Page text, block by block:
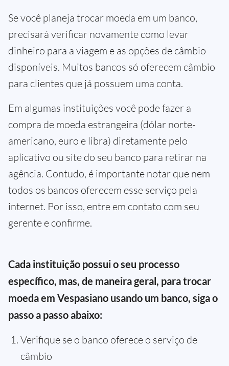
Se você planeja trocar moeda em um banco,
precisará verificar novamente como levar
dinheiro para a viagem e as opções de câmbio
disponíveis. Muitos bancos só oferecem câmbio
para clientes que já possuem uma conta.
Em algumas instituições você pode fazer a
compra de moeda estrangeira (dólar norte-
americano, euro e libra) diretamente pelo
aplicativo ou site do seu banco para retirar na
agência. Contudo, é importante notar que nem
todos os bancos oferecem esse serviço pela
internet. Por isso, entre em contato com seu
gerente e confirme.
Cada instituição possui o seu processo
específico, mas, de maneira geral, para trocar
moeda em Vespasiano usando um banco, siga o
passo a passo abaixo:
Verifique se o banco oferece o serviço de
câmbio